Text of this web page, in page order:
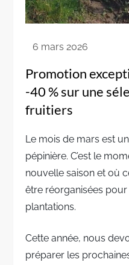
Promotion
-40 % sur une
fruitiers
Le mois de mars est
pépinière. C’est le
nouvelle saison et où
être réorganisées
plantations.
Cette année, nous
préparer les